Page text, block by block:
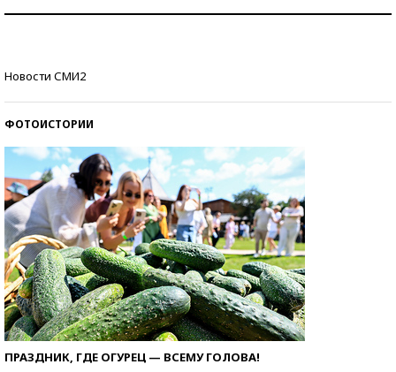
Новости СМИ2
ФОТОИСТОРИИ
ПРАЗДНИК, ГДЕ ОГУРЕЦ — ВСЕМУ ГОЛОВА!